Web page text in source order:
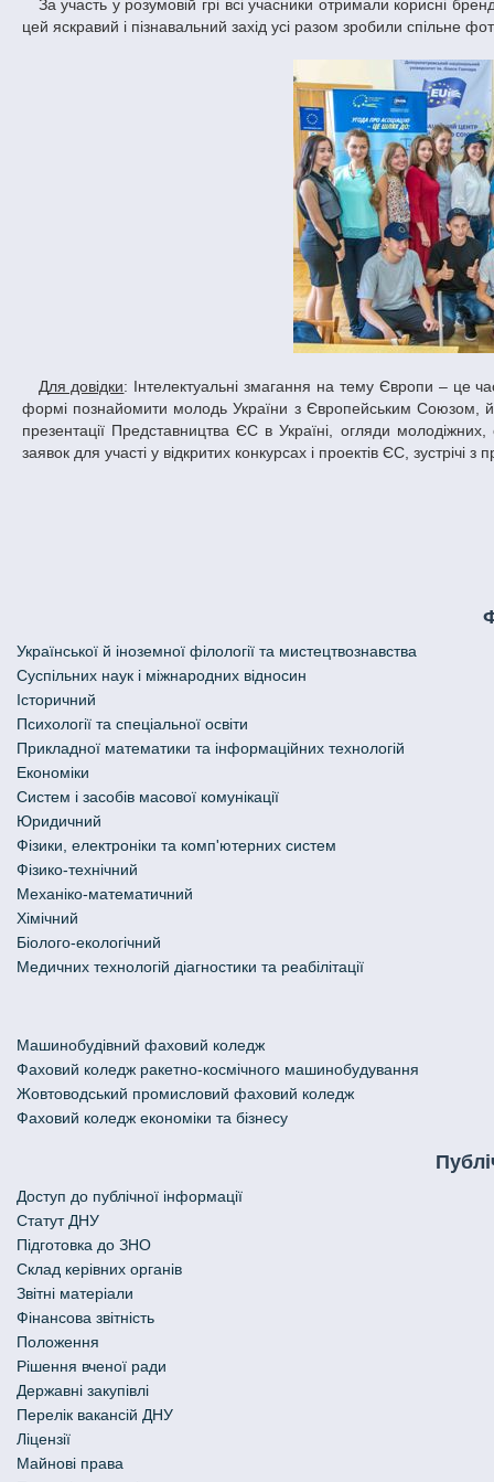
За участь у розумовій грі всі учасники отримали корисні брендовані подарунки від Представництва ЄС в Україні. А наостанок на згадку про
цей яскравий і пізнавальний захід усі разом зробили спільне
Для довідки: Інтелектуальні змагання на тему Європи – це
формі познайомити молодь України з Європейським Союзом,
презентації Представництва ЄС в Україні, огляди молодіжних,
заявок для участі у відкритих конкурсах і проектів ЄС, зустрічі
Української й іноземної філології та мистецтвознавства
Cуспільних наук і міжнародних відносин
Історичний
Психології та спеціальної освіти
Прикладної математики та інформаційних технологій
Економіки
Систем і засобів масової комунікації
Юридичний
Фізики, електроніки та комп'ютерних систем
Фізико-технічний
Механіко-математичний
Хімічний
Біолого-екологічний
Медичних технологій діагностики та реабілітації
Машинобудівний фаховий коледж
Фаховий коледж ракетно-космічного машинобудування
Жовтоводський промисловий фаховий коледж
Фаховий коледж економіки та бізнесу
Доступ до публічної інформації
Статут ДНУ
Підготовка до ЗНО
Склад керівних органів
Звітні матеріали
Фінансова звітність
Положення
Рішення вченої ради
Державні закупівлі
Перелік вакансій ДНУ
Ліцензії
Майнові права